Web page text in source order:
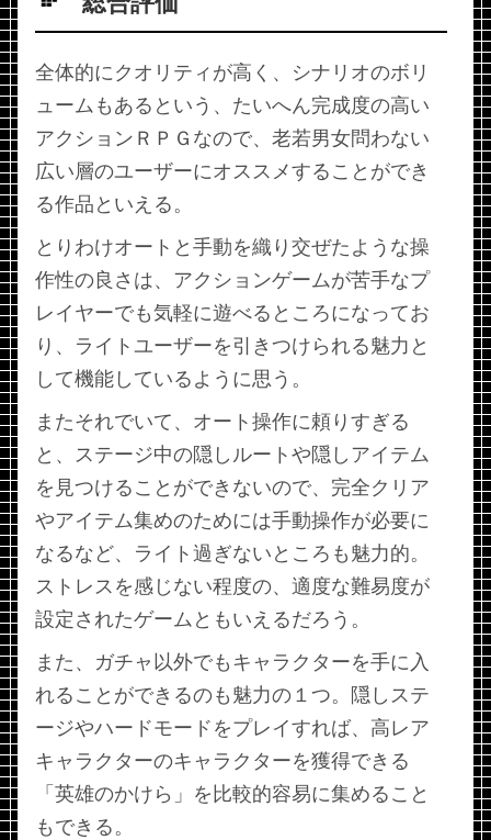
全体的にクオリティが高く、シナリオのボリ
ュームもあるという、たいへん完成度の高い
アクションＲＰＧなので、老若男女問わない
広い層のユーザーにオススメすることができ
る作品といえる。
とりわけオートと手動を織り交ぜたような操
作性の良さは、アクションゲームが苦手なプ
レイヤーでも気軽に遊べるところになってお
り、ライトユーザーを引きつけられる魅力と
して機能しているように思う。
またそれでいて、オート操作に頼りすぎる
と、ステージ中の隠しルートや隠しアイテム
を見つけることができないので、完全クリア
やアイテム集めのためには手動操作が必要に
なるなど、ライト過ぎないところも魅力的。
ストレスを感じない程度の、適度な難易度が
設定されたゲームともいえるだろう。
また、ガチャ以外でもキャラクターを手に入
れることができるのも魅力の１つ。隠しステ
ージやハードモードをプレイすれば、高レア
キャラクターのキャラクターを獲得できる
「英雄のかけら」を比較的容易に集めること
もできる。